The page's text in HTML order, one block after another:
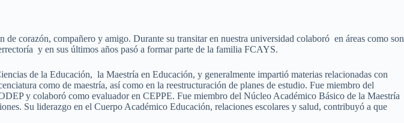
corazón, compañero y amigo. Durante su transitar en nuestra universidad colaboró en áreas como son
y en sus últimos años pasó a formar parte de la familia FCAYS.
de la Educación, la Maestría en Educación, y generalmente impartió materias relacionadas con
como de maestría, así como en la reestructuración de planes de estudio. Fue miembro del
y colaboró como evaluador en CEPPE. Fue miembro del Núcleo Académico Básico de la Maestría
Su liderazgo en el Cuerpo Académico Educación, relaciones escolares y salud, contribuyó a que